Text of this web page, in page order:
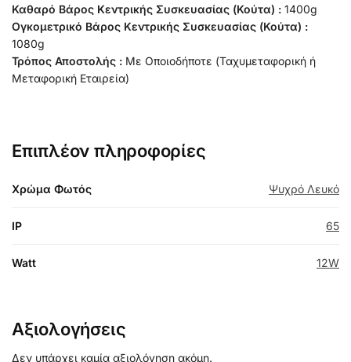
Καθαρό Βάρος Κεντρικής Συσκευασίας (Κούτα) : 1400g
Ογκομετρικό Βάρος Κεντρικής Συσκευασίας (Κούτα) :
1080g
Τρόπος Αποστολής : Με Οποιοδήποτε (Ταχυμεταφορική ή
Μεταφορική Εταιρεία)
Επιπλέον πληροφορίες
Χρώμα Φωτός Ψυχρό Λευκό
IP 65
Watt 12W
Αξιολογήσεις
Δεν υπάρχει καμία αξιολόγηση ακόμη.